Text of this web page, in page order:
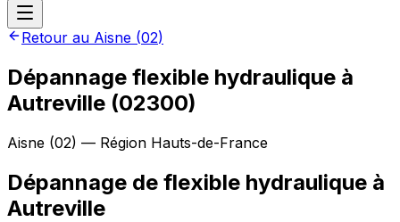
Retour au Aisne (02)
Dépannage flexible hydraulique à
Autreville (02300)
Aisne (02) — Région Hauts-de-France
Dépannage de flexible hydraulique à
Autreville